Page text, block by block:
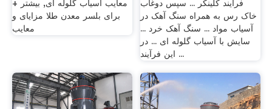
معایب آسیاب گلوله ای, بیشتر +
برای بلسر معدن طلا مزایای و
معایب
فرایند كلینكر ... سپس دوغاب
خاک رس به همراه سنگ آهک در
آسیاب مواد ... سنگ آهک خرد ...
سایش با آسیاب گلوله ای ... در
این فرآیند ...